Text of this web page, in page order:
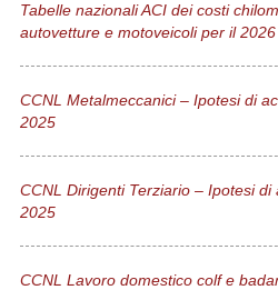
Tabelle nazionali ACI dei costi
autovetture e motoveicoli per il 2026
CCNL Metalmeccanici – Ipotesi di
2025
CCNL Dirigenti Terziario – Ipotesi
2025
CCNL Lavoro domestico colf e